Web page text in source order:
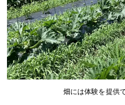
畑には体験を提供